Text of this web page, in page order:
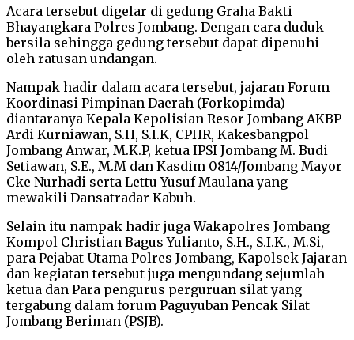
Acara tersebut digelar di gedung Graha Bakti
Bhayangkara Polres Jombang. Dengan cara duduk
bersila sehingga gedung tersebut dapat dipenuhi
oleh ratusan undangan.
Nampak hadir dalam acara tersebut, jajaran Forum
Koordinasi Pimpinan Daerah (Forkopimda)
diantaranya Kepala Kepolisian Resor Jombang AKBP
Ardi Kurniawan, S.H, S.I.K, CPHR, Kakesbangpol
Jombang Anwar, M.K.P, ketua IPSI Jombang M. Budi
Setiawan, S.E., M.M dan Kasdim 0814/Jombang Mayor
Cke Nurhadi serta Lettu Yusuf Maulana yang
mewakili Dansatradar Kabuh.
Selain itu nampak hadir juga Wakapolres Jombang
Kompol Christian Bagus Yulianto, S.H., S.I.K., M.Si,
para Pejabat Utama Polres Jombang, Kapolsek Jajaran
dan kegiatan tersebut juga mengundang sejumlah
ketua dan Para pengurus perguruan silat yang
tergabung dalam forum Paguyuban Pencak Silat
Jombang Beriman (PSJB).